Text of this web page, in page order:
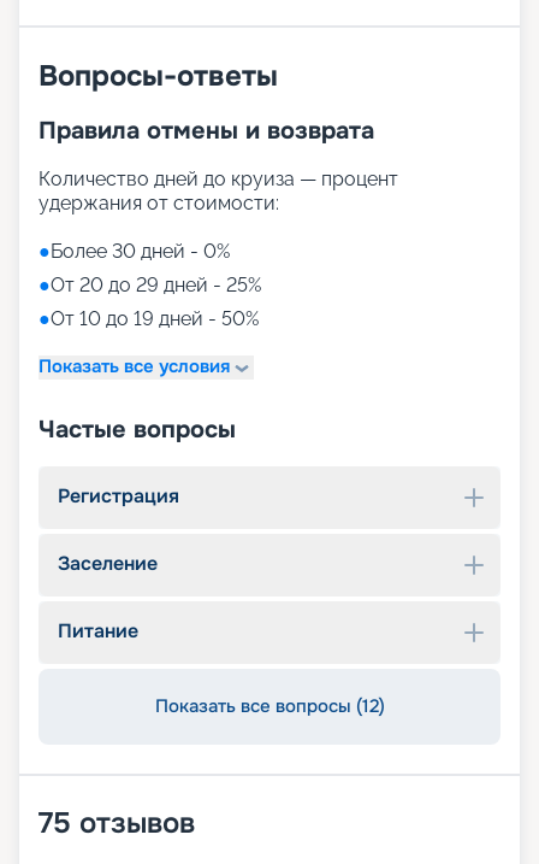
Вопросы-ответы
Правила отмены и возврата
Количество дней до круиза — процент
удержания от стоимости:
●Более 30 дней - 0%
●От 20 до 29 дней - 25%
●От 10 до 19 дней - 50%
Показать все условия
Частые вопросы
Регистрация
Заселение
Питание
Показать все вопросы (12)
75 отзывов